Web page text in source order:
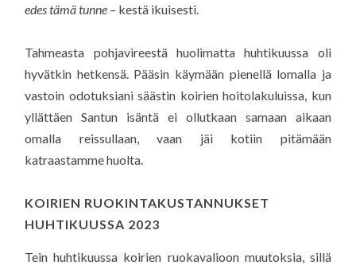
edes tämä tunne – kestä ikuisesti.
Tahmeasta pohjavireestä huolimatta huhtikuussa oli
hyvätkin hetkensä. Pääsin käymään pienellä lomalla ja
vastoin odotuksiani säästin koirien hoitolakuluissa, kun
yllättäen Santun isäntä ei ollutkaan samaan aikaan
omalla reissullaan, vaan jäi kotiin pitämään
katraastamme huolta.
KOIRIEN RUOKINTAKUSTANNUKSET
HUHTIKUUSSA 2023
Tein huhtikuussa koirien ruokavalioon muutoksia, sillä